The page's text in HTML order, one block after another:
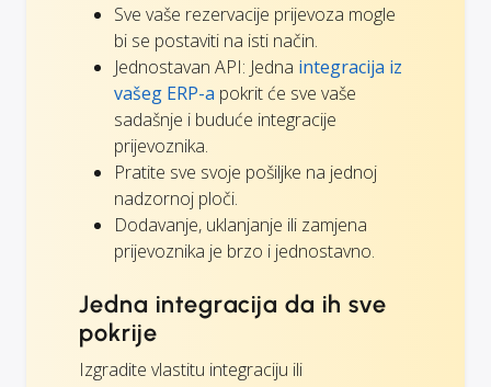
Sve vaše rezervacije prijevoza mogle
bi se postaviti na isti način.
Jednostavan API: Jedna integracija iz
vašeg ERP-a pokrit će sve vaše
sadašnje i buduće integracije
prijevoznika.
Pratite sve svoje pošiljke na jednoj
nadzornoj ploči.
Dodavanje, uklanjanje ili zamjena
prijevoznika je brzo i jednostavno.
Jedna integracija da ih sve
pokrije
Izgradite vlastitu integraciju ili